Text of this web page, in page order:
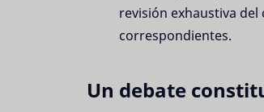
revisión exhaustiva del
correspondientes.
Un debate